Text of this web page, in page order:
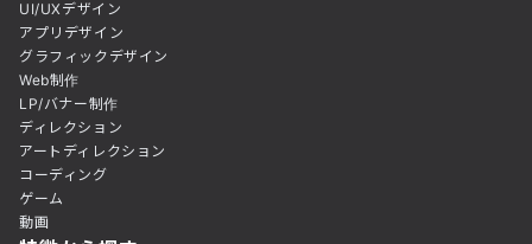
UI/UXデザイン
アプリデザイン
グラフィックデザイン
Web制作
LP/バナー制作
ディレクション
アートディレクション
コーディング
ゲーム
動画